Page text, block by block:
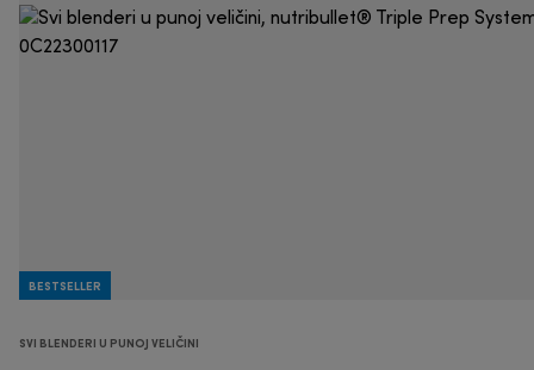
BESTSELLER
SVI BLENDERI U PUNOJ VELIČINI